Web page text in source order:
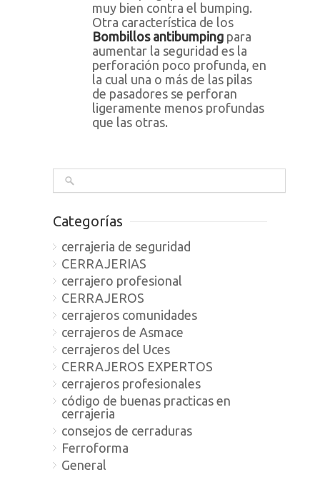
muy bien contra el bumping.
Otra característica de los
Bombillos antibumping para
aumentar la seguridad es la
perforación poco profunda, en
la cual una o más de las pilas
de pasadores se perforan
ligeramente menos profundas
que las otras.
Categorías
cerrajeria de seguridad
CERRAJERIAS
cerrajero profesional
CERRAJEROS
cerrajeros comunidades
cerrajeros de Asmace
cerrajeros del Uces
CERRAJEROS EXPERTOS
cerrajeros profesionales
código de buenas practicas en
cerrajeria
consejos de cerraduras
Ferroforma
General